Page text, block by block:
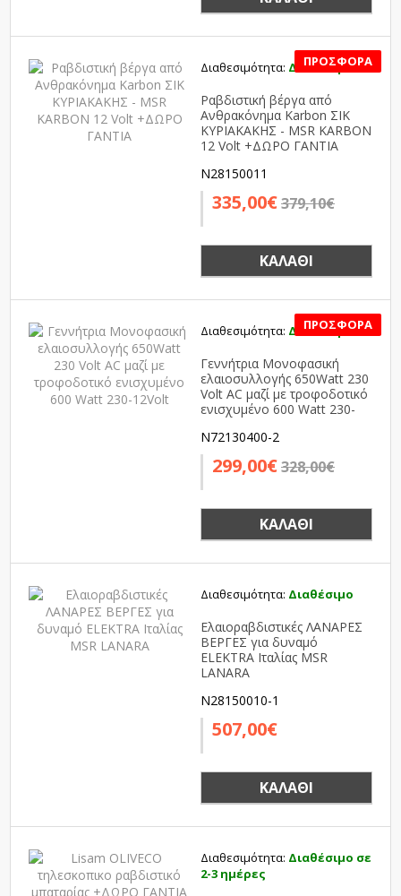
Διαθεσιμότητα: Διαθέσιμο
Ραβδιστική βέργα από
Ανθρακόνημα Karbon ΣΙΚ
ΚΥΡΙΑΚΑΚΗΣ - MSR KΑRΒΟΝ
12 Volt +ΔΩΡΟ ΓΑΝΤΙΑ
N28150011
335,00€379,10€
ΚΑΛΆΘΙ
Διαθεσιμότητα: Διαθέσιμο
Γεννήτρια Μονοφασική
ελαιοσυλλογής 650Watt 230
Volt AC μαζί με τροφοδοτικό
ενισχυμένο 600 Watt 230-
N72130400-2
299,00€328,00€
ΚΑΛΆΘΙ
Διαθεσιμότητα: Διαθέσιμο
Ελαιοραβδιστικές ΛΑΝΑΡΕΣ
ΒΕΡΓΕΣ για δυναμό
ELEKTRA Ιταλίας MSR
LANARA
N28150010-1
507,00€
ΚΑΛΆΘΙ
Διαθεσιμότητα: Διαθέσιμο σε
2-3 ημέρες